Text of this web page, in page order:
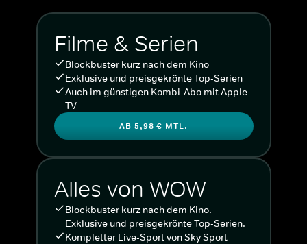
Filme & Serien
Blockbuster kurz nach dem Kino
Exklusive und preisgekrönte Top-Serien
Auch im günstigen Kombi-Abo mit Apple
TV
AB 5,98 € MTL.
Alles von WOW
Blockbuster kurz nach dem Kino.
Exklusive und preisgekrönte Top-Serien.
Kompletter Live-Sport von Sky Sport